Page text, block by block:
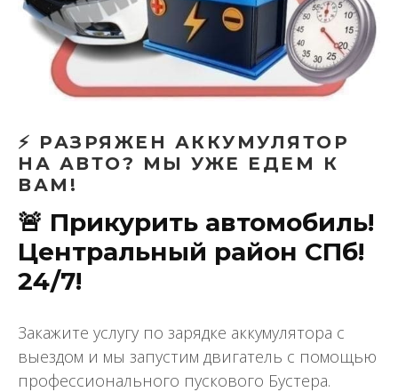
⚡ РАЗРЯЖЕН АККУМУЛЯТОР
НА АВТО? МЫ УЖЕ ЕДЕМ К
ВАМ!
🚨 Прикурить автомобиль!
Центральный район СПб!
24/7!
Закажите услугу по зарядке аккумулятора с
выездом и мы запустим двигатель с помощью
профессионального пускового Бустера.